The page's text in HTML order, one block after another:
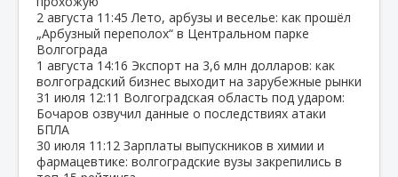
2 августа 11:45 Лето, арбузы и веселье: как прошёл
„Арбузный переполох“ в Центральном парке
Волгограда
1 августа 14:16 Экспорт на 3,6 млн долларов: как
волгоградский бизнес выходит на зарубежные рынки
31 июля 12:11 Волгоградская область под ударом:
Бочаров озвучил данные о последствиях атаки
БПЛА
30 июля 11:12 Зарплаты выпускников в химии и
фармацевтике: волгоградские вузы закрепились в